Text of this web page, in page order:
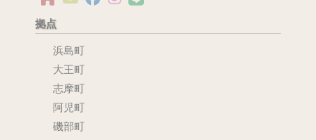
拠点
浜島町
大王町
志摩町
阿児町
磯部町